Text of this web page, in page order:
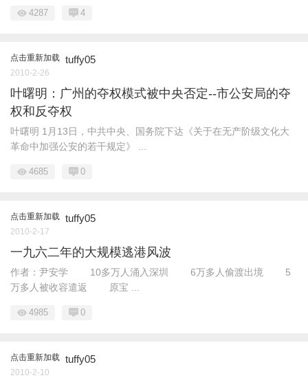
4287 4
点击重新加载 tuffy05
2010-2-26
叶曙明：广州的夺权模式被中央否定--市公安局的夺
权和反夺权
叶曙明 1月13日，中共中央、国务院下达《关于在无产阶级文化大
革命中加强公安的若干规定》 ...
4685 0
点击重新加载 tuffy05
2010-2-17
一九六二年的大规模逃港风波
作者：尹安学 10多万人涌入深圳 6万多人偷渡出境 5
万多人被收容遣返 原宝 ...
4985 0
点击重新加载 tuffy05
2010-2-10